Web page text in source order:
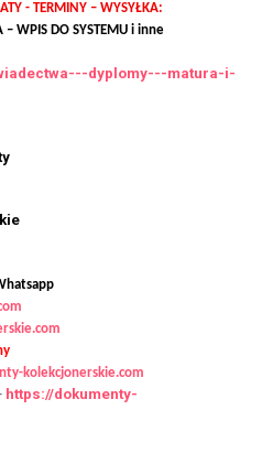
- TERMINY – WYSYŁKA:
– WPIS DO SYSTEMU i inne
dyplomy---matura-i-
kolekcjonerskie.com
https://dokumenty-